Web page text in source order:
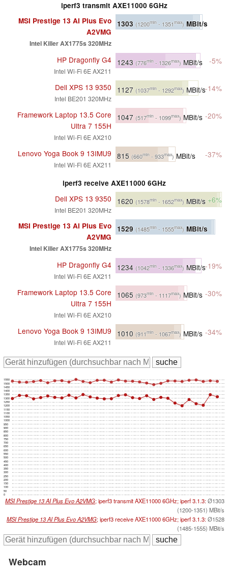
iperf3 transmit AXE11000 6GHz
MSI Prestige 13 AI Plus Evo
A2VMG
Intel Killer AX1775s 320MHz
1303 (1200min - 1351max) MBit/s
HP Dragonfly G4
Intel Wi-Fi 6E AX211
1243 (776min - 1326max)MBit/s -5%
Dell XPS 13 9350
Intel BE201 320MHz
1127 (1037min - 1292max)MBit/s-14%
Framework Laptop 13.5 Core
Ultra 7 155H
Intel Wi-Fi 6E AX210
1047 (517min- 1099max) MBit/s -20%
Lenovo Yoga Book 9 13IMU9
Intel Wi-Fi 6E AX211
815 (660min - 933max) MBit/s -37%
iperf3 receive AXE11000 6GHz
Dell XPS 13 9350
Intel BE201 320MHz
1620 (1578min - 1652max) MBit/s +6%
MSI Prestige 13 AI Plus Evo
A2VMG
Intel Killer AX1775s 320MHz
1529 (1485min - 1555max) MBit/s
HP Dragonfly G4
Intel Wi-Fi 6E AX211
1234 (1042min - 1336max)MBit/s-19%
Framework Laptop 13.5 Core
Ultra 7 155H
Intel Wi-Fi 6E AX210
1065 (973min - 1117max) MBit/s -30%
Lenovo Yoga Book 9 13IMU9
Intel Wi-Fi 6E AX211
1010 (911min - 1067max) MBit/s -34%
0
50
100
150
200
250
300
350
400
450
500
550
600
650
700
750
800
850
900
950
1000
1050
1100
1150
1200
1250
1300
1350
1400
1450
1500
1550
MSI Prestige 13 AI Plus Evo A2VMG; iperf3 transmit AXE11000 6GHz; iperf 3.1.3:Ø1303
(1200-1351) MBit/s
MSI Prestige 13 AI Plus Evo A2VMG; iperf3 receive AXE11000 6GHz; iperf 3.1.3:Ø1528
(1485-1555) MBit/s
Webcam